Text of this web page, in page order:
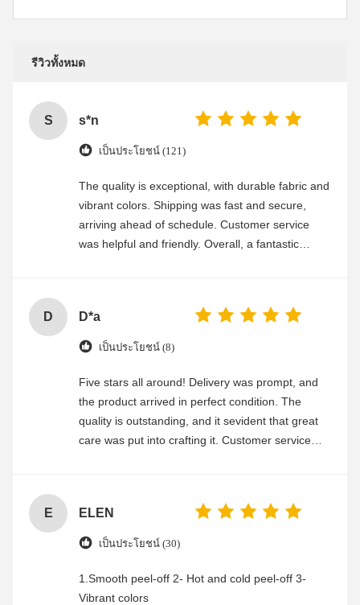
รีวิวทั้งหมด
S s*n
เป็นประโยชน์ (121)
The quality is exceptional, with durable fabric and
vibrant colors. Shipping was fast and secure,
arriving ahead of schedule. Customer service
was helpful and friendly. Overall, a fantastic
D D*a
เป็นประโยชน์ (8)
Five stars all around! Delivery was prompt, and
the product arrived in perfect condition. The
quality is outstanding, and it sevident that great
care was put into crafting it. Customer service
E ELEN
เป็นประโยชน์ (30)
1.Smooth peel-off 2- Hot and cold peel-off 3-
Vibrant colors